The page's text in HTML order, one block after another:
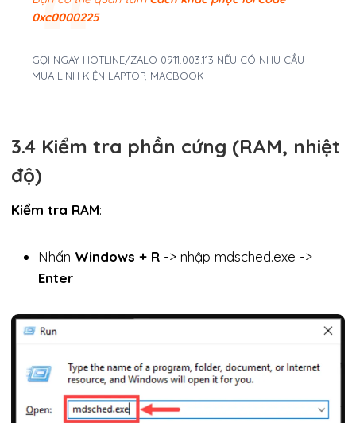
0xc0000225
GỌI NGAY HOTLINE/ZALO 0911.003.113 NẾU CÓ NHU CẦU
MUA LINH KIỆN LAPTOP, MACBOOK
3.4 Kiểm tra phần cứng (RAM, nhiệt
độ)
Kiểm tra RAM:
Nhấn Windows + R -> nhập mdsched.exe ->
Enter